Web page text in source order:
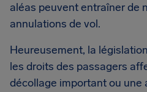
aléas peuvent entraîner de
annulations de vol.
Heureusement, la
les droits des passagers
décollage important ou une